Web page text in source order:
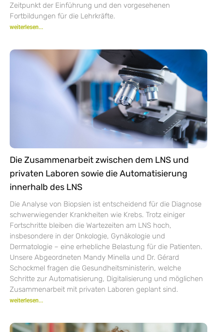
Zeitpunkt der Einführung und den vorgesehenen
Fortbildungen für die Lehrkräfte.
weiterlesen...
Die Zusammenarbeit zwischen dem LNS und
privaten Laboren sowie die Automatisierung
innerhalb des LNS
Die Analyse von Biopsien ist entscheidend für die Diagnose
schwerwiegender Krankheiten wie Krebs. Trotz einiger
Fortschritte bleiben die Wartezeiten am LNS hoch,
insbesondere in der Onkologie, Gynäkologie und
Dermatologie – eine erhebliche Belastung für die Patienten.
Unsere Abgeordneten Mandy Minella und Dr. Gérard
Schockmel fragen die Gesundheitsministerin, welche
Schritte zur Automatisierung, Digitalisierung und möglichen
Zusammenarbeit mit privaten Laboren geplant sind.
weiterlesen...